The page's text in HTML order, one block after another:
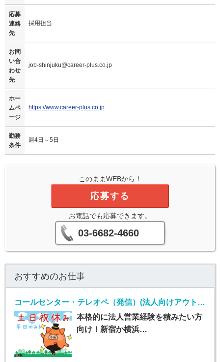
応募
連絡
先
採用担当
お問
い合
わせ
先
job-shinjuku@career-plus.co.jp
ホー
ムペ
ージ
https://www.career-plus.co.jp
勤務
条件
週4日～5日
このままWEBから！
応募する
お電話でも応募できます。
03-6682-4660
おすすめのお仕事
コールセンター・テレオペ（発信）(法人向けアウトバウンド業務/週5/9~18時)
本格的に法人営業経験を積みたい方
向け！新宿か横浜…